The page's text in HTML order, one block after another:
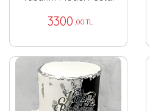
3300 ,00 TL